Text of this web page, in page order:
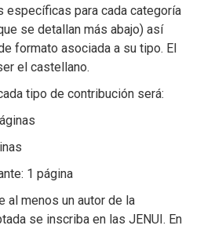
específicas para cada categoría
se detallan más abajo) así
formato asociada a su tipo. El
el castellano.
tipo de contribución será:
1 página
al menos un autor de la
se inscriba en las JENUI. En